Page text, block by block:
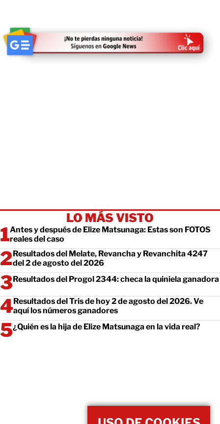
LO MÁS VISTO
Antes y después de Elize Matsunaga: Estas son FOTOS
reales del caso
Resultados del Melate, Revancha y Revanchita 4247
del 2 de agosto del 2026
Resultados del Progol 2344: checa la quiniela ganadora
Resultados del Tris de hoy 2 de agosto del 2026. Ve
aquí los números ganadores
¿Quién es la hija de Elize Matsunaga en la vida real?